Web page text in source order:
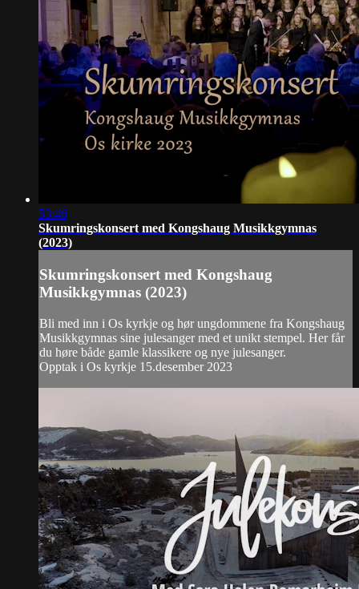
53:46
Skumringskonsert med Kongshaug Musikkgymnas
(2023)
Skumringskonsert med Kongshaug
Musikkgymnas (2023)
Bli med inn i Os kyrkje og hør ungdommene fra Kongshaug
Musikkgymnas sine julesanger med et unikt stempel. Her får
du høre både gamle klassikere og nye julesanger.
Opptak i Os kyrkje 15.desember 2023